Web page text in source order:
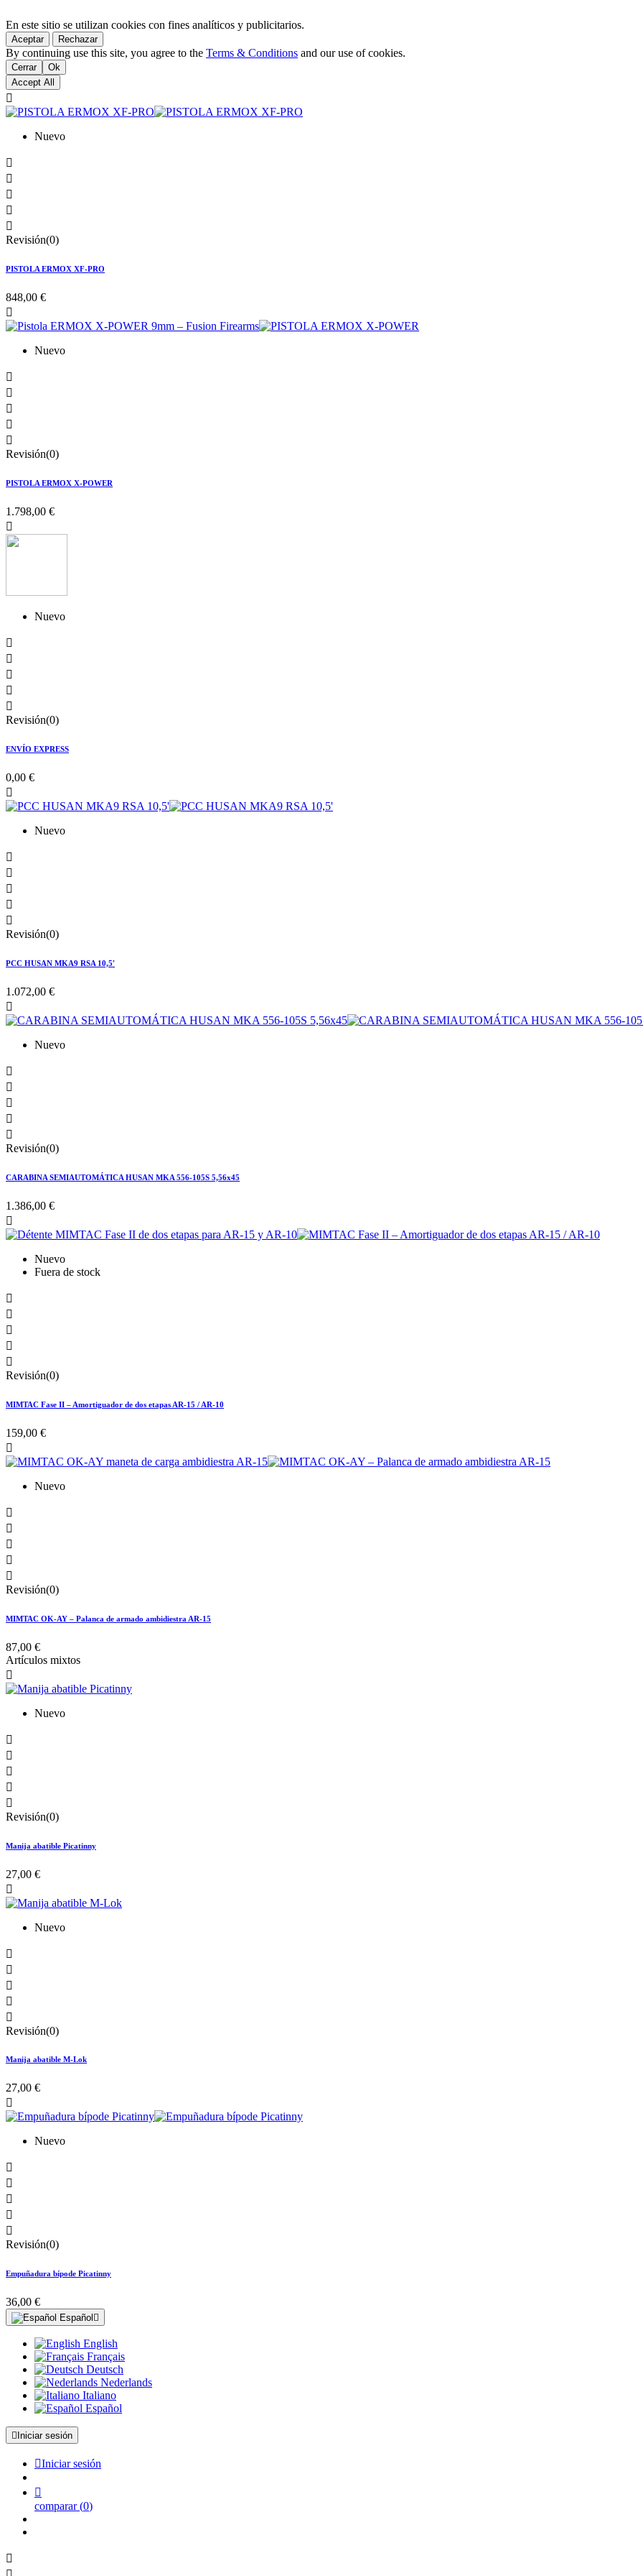
En este sitio se utilizan cookies con fines analíticos y publicitarios.
Aceptar Rechazar
By continuing use this site, you agree to the Terms & Conditions and our use of cookies.
Cerrar
Ok
Accept All

Nuevo





Revisión(0)
PISTOLA ERMOX XF-PRO
848,00 €

Nuevo





Revisión(0)
PISTOLA ERMOX X-POWER
1.798,00 €

Nuevo





Revisión(0)
ENVÍO EXPRESS
0,00 €

Nuevo





Revisión(0)
PCC HUSAN MKA9 RSA 10,5'
1.072,00 €

Nuevo





Revisión(0)
CARABINA SEMIAUTOMÁTICA HUSAN MKA 556-105S 5,56x45
1.386,00 €

Nuevo
Fuera de stock





Revisión(0)
MIMTAC Fase II – Amortiguador de dos etapas AR-15 / AR-10
159,00 €

Nuevo





Revisión(0)
MIMTAC OK-AY – Palanca de armado ambidiestra AR-15
87,00 €
Artículos mixtos

Nuevo





Revisión(0)
Manija abatible Picatinny
27,00 €

Nuevo





Revisión(0)
Manija abatible M-Lok
27,00 €

Nuevo





Revisión(0)
Empuñadura bípode Picatinny
36,00 €
Español 
English
Français
Deutsch
Nederlands
Italiano
Español
 Iniciar sesión
Iniciar sesión

comparar (0)
